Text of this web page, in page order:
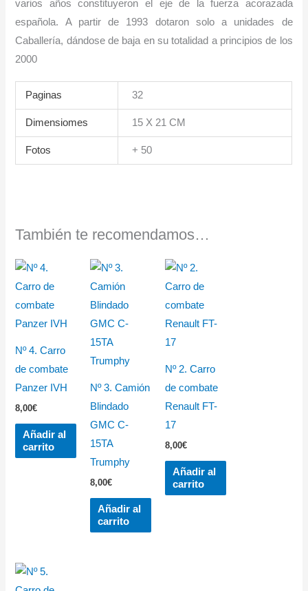
varios años constituyeron el eje de la fuerza acorazada
española. A partir de 1993 dotaron solo a unidades de
Caballería, dándose de baja en su totalidad a principios de los
2000
Paginas 32
Dimensiomes 15 X 21 CM
Fotos + 50
También te recomendamos…
Nº 4. Carro
de combate
Panzer IVH
8,00€
Añadir al
carrito
Nº 3. Camión
Blindado
GMC C-
15TA
Trumphy
8,00€
Añadir al
carrito
Nº 2. Carro
de combate
Renault FT-
17
8,00€
Añadir al
carrito